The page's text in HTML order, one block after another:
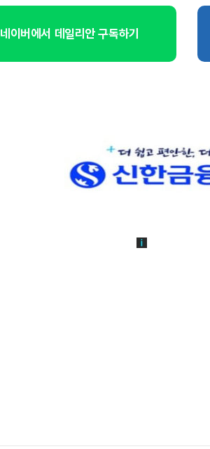
네이버에서 데일리안 구독하기